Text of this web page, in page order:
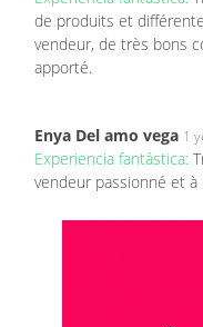
de produits et
vendeur, de très bons
apporté.
Enya Del amo vega 1
Experiencia fantástica:
vendeur passionné et